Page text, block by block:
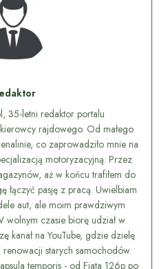
35-letni redaktor portalu
rajdowego. Od małego
co zaprowadziło mnie na
motoryzacyjną. Przez
aż w końcu trafiłem do
łączyć pasję z pracą. Uwielbiam
aut, ale moim prawdziwym
wolnym czasie biorę udział w
kanał na YouTube, gdzie dzielę
starych samochodów.
temporis - od Fiata 126p po